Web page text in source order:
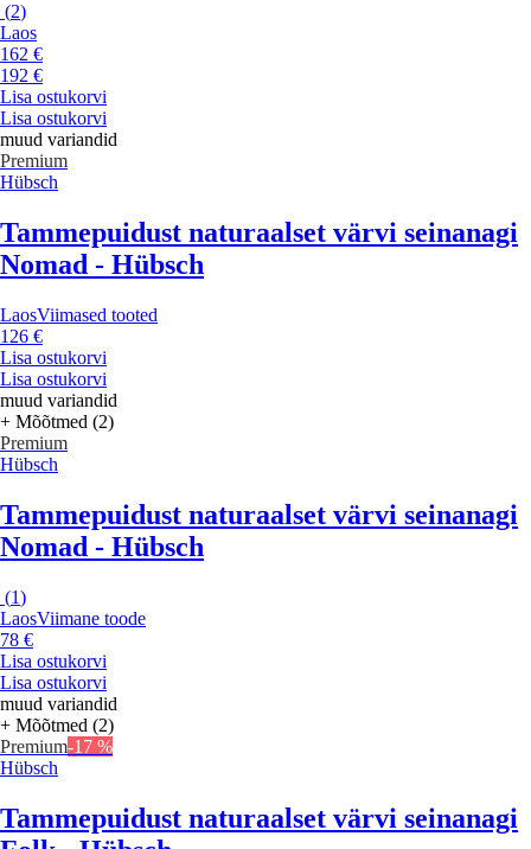
(2)
Laos
162 €
192 €
Lisa ostukorvi
Lisa ostukorvi
muud variandid
Premium
Hübsch
Tammepuidust naturaalset värvi seinanagi
Nomad - Hübsch
LaosViimased tooted
126 €
Lisa ostukorvi
Lisa ostukorvi
muud variandid
+ Mõõtmed (2)
Premium
Hübsch
Tammepuidust naturaalset värvi seinanagi
Nomad - Hübsch
(1)
LaosViimane toode
78 €
Lisa ostukorvi
Lisa ostukorvi
muud variandid
+ Mõõtmed (2)
Premium-17 %
Hübsch
Tammepuidust naturaalset värvi seinanagi